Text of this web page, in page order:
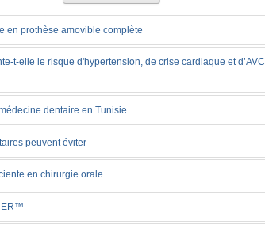
en prothèse amovible complète
t-elle le risque d'hypertension, de crise cardiaque et d’AVC
dentaire en Tunisie
peuvent éviter
en chirurgie orale